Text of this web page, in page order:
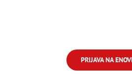
PRIJAVA NA